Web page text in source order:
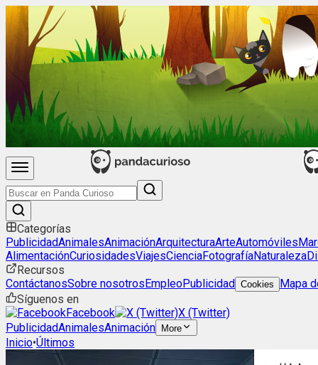
Categorías
PublicidadAnimalesAnimaciónArquitecturaArteAutomóviles
AlimentaciónCuriosidadesViajesCienciaFotografíaNaturaleza
Recursos
ContáctanosSobre nosotrosEmpleoPublicidad Cookies
Mapa
Síguenos en
Facebook
X (Twitter)
PublicidadAnimalesAnimación More
Inicio•Últimos